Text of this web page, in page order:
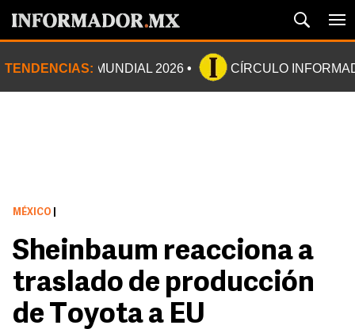
TENDENCIAS: MUNDIAL 2026 CÍRCULO
MÉXICO
Sheinbaum reacciona a
traslado de producción
de Toyota a EU